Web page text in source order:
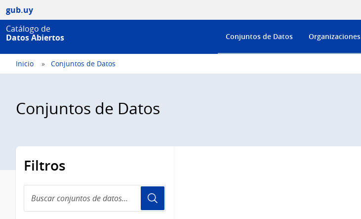
gub.uy
Catálogo de
Datos Abiertos
Conjuntos de Datos Organizaciones
Inicio Conjuntos de Datos
Conjuntos de Datos
Filtros
conjuntos
de